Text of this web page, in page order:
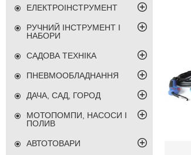
ЕЛЕКТРОІНСТРУМЕНТ
РУЧНИЙ ІНСТРУМЕНТ І
НАБОРИ
САДОВА ТЕХНІКА
ПНЕВМООБЛАДНАННЯ
ДАЧА, САД, ГОРОД
МОТОПОМПИ, НАСОСИ І
ПОЛИВ
АВТОТОВАРИ